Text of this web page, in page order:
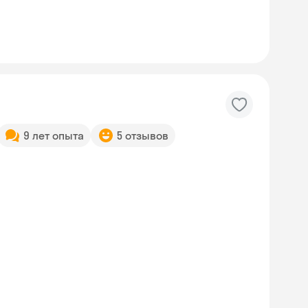
9 лет опыта 5 отзывов